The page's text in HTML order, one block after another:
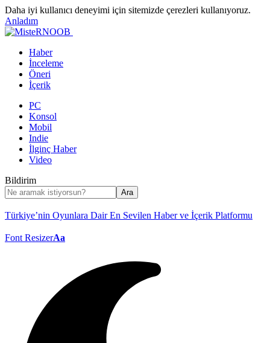
Daha iyi kullanıcı deneyimi için sitemizde çerezleri kullanıyoruz.
Anladım
Haber
İnceleme
Öneri
İçerik
PC
Konsol
Mobil
Indie
İlginç Haber
Video
Bildirim
Türkiye’nin Oyunlara Dair En Sevilen Haber ve İçerik Platformu
Font ResizerAa